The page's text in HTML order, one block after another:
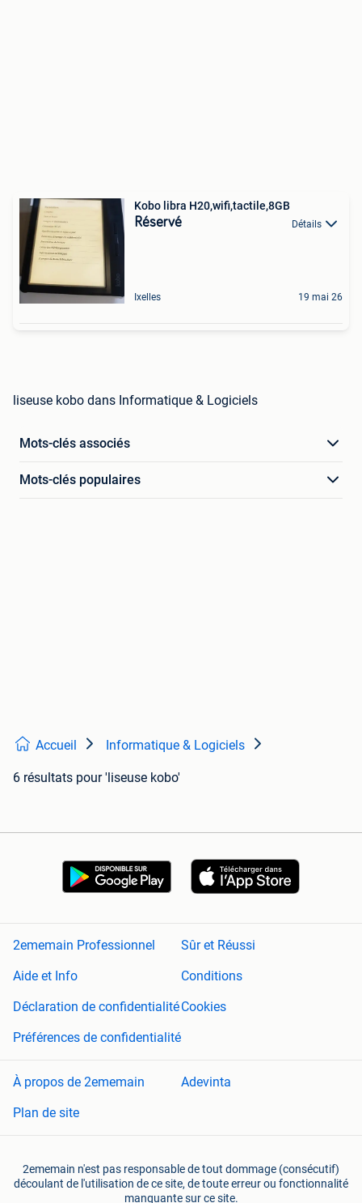
Kobo libra H20,wifi,tactile,8GB
Réservé Détails
Ixelles 19 mai 26
liseuse kobo dans Informatique & Logiciels
Mots-clés associés
Mots-clés populaires
Accueil Informatique & Logiciels
6 résultats pour 'liseuse kobo'
2ememain Professionnel
Sûr et Réussi
Aide et Info
Conditions
Déclaration de confidentialitéCookies
Préférences de confidentialité
À propos de 2ememain
Adevinta
Plan de site
2ememain n'est pas responsable de tout dommage (consécutif)
découlant de l'utilisation de ce site, de toute erreur ou fonctionnalité
manquante sur ce site.